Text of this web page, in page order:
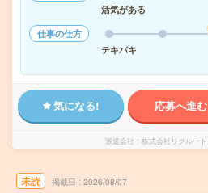
活気がある
仕事の仕方
テキパキ
気になる! 応募へ進む
派遣会社 株式会社リクルー
未読 掲載日 2026/08/07